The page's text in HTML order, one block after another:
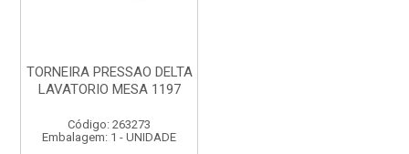
TORNEIRA PRESSAO DELTA
LAVATORIO MESA 1197
Código: 263273
Embalagem: 1 - UNIDADE